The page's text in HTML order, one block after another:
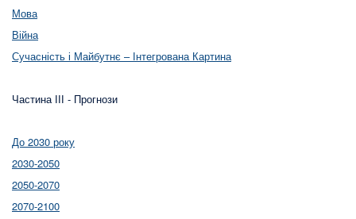
Мова
Війна
Сучасність і Майбутнє – Інтегрована Картина
Частина ІІІ - Прогнози
До 2030 року
2030-2050
2050-2070
2070-2100